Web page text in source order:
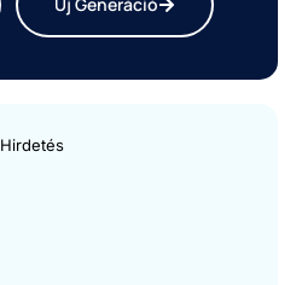
Hirdetés